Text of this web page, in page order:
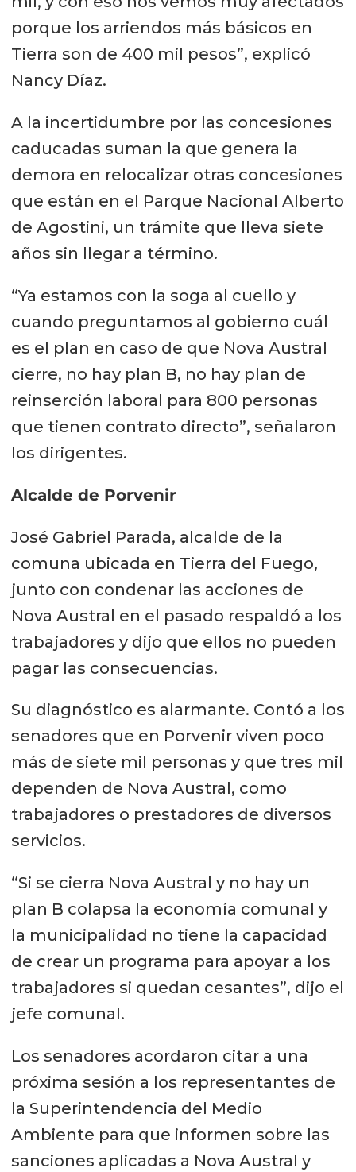
porque los arriendos más básicos en
Tierra son de 400 mil pesos”, explicó
Nancy Díaz.
A la incertidumbre por las concesiones
caducadas suman la que genera la
demora en relocalizar otras concesiones
que están en el Parque Nacional Alberto
de Agostini, un trámite que lleva siete
años sin llegar a término.
“Ya estamos con la soga al cuello y
cuando preguntamos al gobierno cuál
es el plan en caso de que Nova Austral
cierre, no hay plan B, no hay plan de
reinserción laboral para 800 personas
que tienen contrato directo”, señalaron
los dirigentes.
Alcalde de Porvenir
José Gabriel Parada, alcalde de la
comuna ubicada en Tierra del Fuego,
junto con condenar las acciones de
Nova Austral en el pasado respaldó a los
trabajadores y dijo que ellos no pueden
pagar las consecuencias.
Su diagnóstico es alarmante. Contó a los
senadores que en Porvenir viven poco
más de siete mil personas y que tres mil
dependen de Nova Austral, como
trabajadores o prestadores de diversos
servicios.
“Si se cierra Nova Austral y no hay un
plan B colapsa la economía comunal y
la municipalidad no tiene la capacidad
de crear un programa para apoyar a los
trabajadores si quedan cesantes”, dijo el
jefe comunal.
Los senadores acordaron citar a una
próxima sesión a los representantes de
la Superintendencia del Medio
Ambiente para que informen sobre las
sanciones aplicadas a Nova Austral y